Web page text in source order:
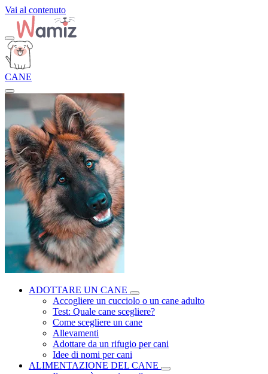
Vai al contenuto
CANE
ADOTTARE UN CANE
Accogliere un cucciolo o un cane adulto
Test: Quale cane scegliere?
Come scegliere un cane
Allevamenti
Adottare da un rifugio per cani
Idee di nomi per cani
ALIMENTAZIONE DEL CANE